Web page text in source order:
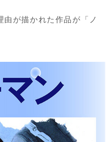
由が描かれた作品が「ノ